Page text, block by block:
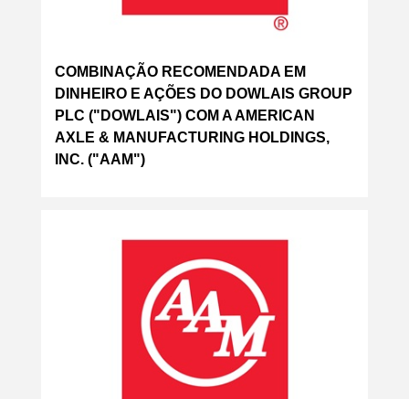
COMBINAÇÃO RECOMENDADA EM
DINHEIRO E AÇÕES DO DOWLAIS GROUP
PLC ("DOWLAIS") COM A AMERICAN
AXLE & MANUFACTURING HOLDINGS,
INC. ("AAM")